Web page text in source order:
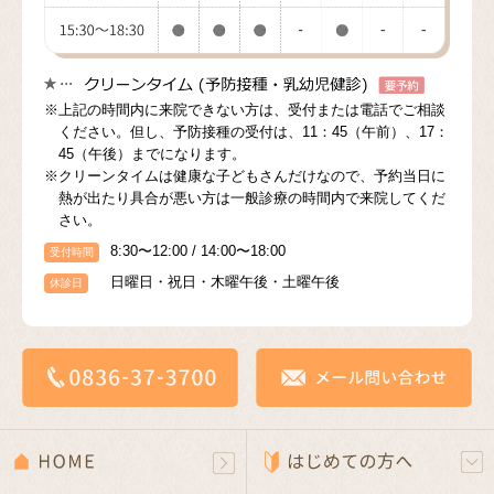
※上記の時間内に来院できない方は、受付または電話でご相談
ください。但し、予防接種の受付は、11：45（午前）、17：
45（午後）までになります。
※クリーンタイムは健康な子どもさんだけなので、予約当日に
熱が出たり具合が悪い方は一般診療の時間内で来院してくだ
さい。
受付時間 8:30〜12:00 / 14:00〜18:00
休診日 日曜日・祝日・木曜午後・土曜午後